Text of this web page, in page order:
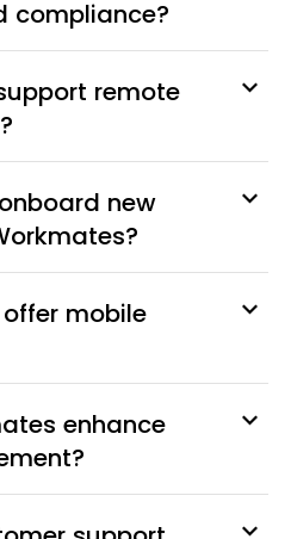
compliance?
remote
new
mobile
enhance